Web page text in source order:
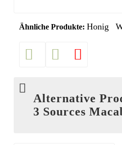
Ähnliche Produkte: Honig
Alternative
3 Sources